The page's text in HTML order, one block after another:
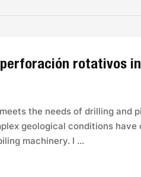
the needs of drilling and
geological conditions
machinery. I ...